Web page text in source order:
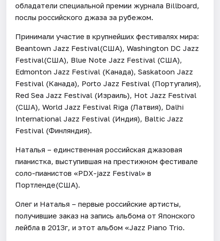
обладатели специальной премии журнала Billboard,
послы российского джаза за рубежом.
Принимали участие в крупнейших фестивалях мира:
Beantown Jazz Festival(США), Washington DC Jazz
Festival(США), Blue Note Jazz Festival (США),
Edmonton Jazz Festival (Канада), Saskatoon Jazz
Festival (Канада), Porto Jazz Festival (Португалия),
Red Sea Jazz Festival (Израиль), Hot Jazz Festival
(США), World Jazz Festival Riga (Латвия), Dalhi
International Jazz Festival (Индия), Baltic Jazz
Festival (Финляндия).
Наталья – единственная российская джазовая
пианистка, выступившая на престижном фестивале
соло-пианистов «PDX-jazz Festival» в
Портленде(США).
Олег и Наталья – первые российские артисты,
получившие заказ на запись альбома от Японского
лейбла в 2013г, и этот альбом «Jazz Piano Trio.